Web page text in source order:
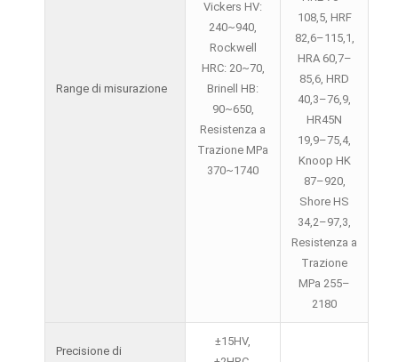
Range di misurazione
Vickers HV:
240~940,
Rockwell
HRC: 20~70,
Brinell HB:
90~650,
Resistenza a
Trazione MPa
370~1740
108,5, HRF
82,6–115,1,
HRA 60,7–
85,6, HRD
40,3–76,9,
HR45N
19,9–75,4,
Knoop HK
87–920,
Shore HS
34,2–97,3,
Resistenza a
Trazione
MPa 255–
2180
Precisione di
±15HV,